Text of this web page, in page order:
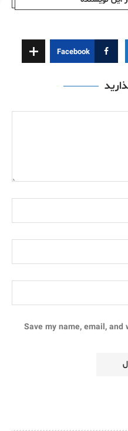
Facebook
Save my name, email,